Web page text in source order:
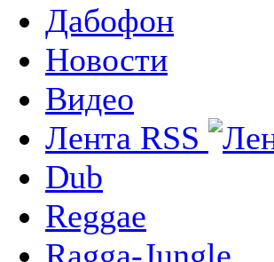
Дабофон
Новости
Видео
Лента RSS
Dub
Reggae